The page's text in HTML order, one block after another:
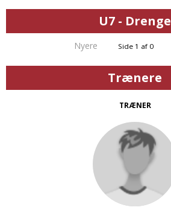
U7 - Drenge
Nyere Side 1 af 0
Trænere
TRÆNER